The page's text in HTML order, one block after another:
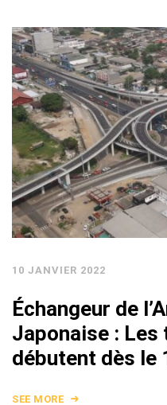
10 JANVIER 2022
Échangeur de
Japonaise :
débutent dès le
SEE MORE